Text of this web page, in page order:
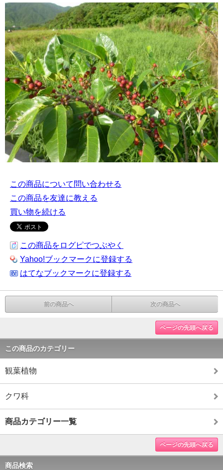
この商品について問い合わせる
この商品を友達に教える
買い物を続ける
この商品をログピでつぶやく
Yahoo!ブックマークに登録する
はてなブックマークに登録する
前の商品へ 次の商品へ
ページの先頭へ戻る
この商品のカテゴリー
観葉植物
クワ科
商品カテゴリー一覧
ページの先頭へ戻る
商品検索